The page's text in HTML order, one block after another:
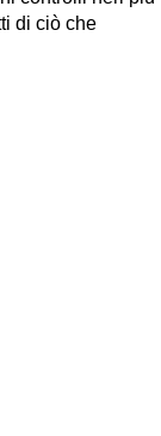
di ciò che